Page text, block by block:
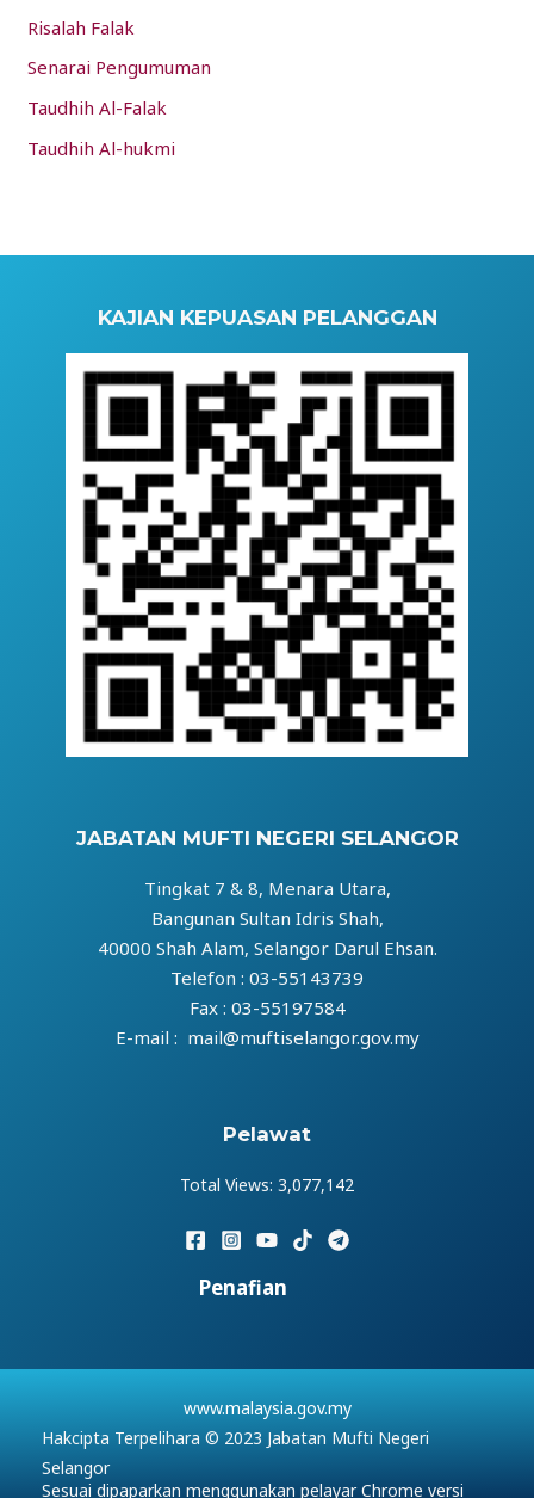
Risalah Falak
Senarai Pengumuman
Taudhih Al-Falak
Taudhih Al-hukmi
KAJIAN KEPUASAN PELANGGAN
JABATAN MUFTI NEGERI SELANGOR
Tingkat 7 & 8, Menara Utara,
Bangunan Sultan Idris Shah,
40000 Shah Alam, Selangor Darul Ehsan.
Telefon : 03-55143739
Fax : 03-55197584
E-mail : mail@muftiselangor.gov.my
Pelawat
Total Views: 3,077,142
Penafian
www.malaysia.gov.my
Hakcipta Terpelihara © 2023 Jabatan Mufti Negeri
Selangor
Sesuai dipaparkan menggunakan pelayar Chrome versi